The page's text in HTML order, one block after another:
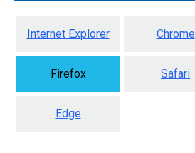
Internet Explorer Chrome
Firefox Safari
Edge